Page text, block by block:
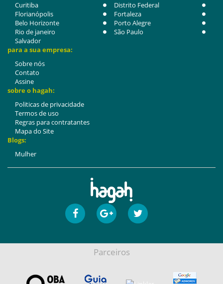
Curitiba
Distrito Federal
Florianópolis
Fortaleza
Belo Horizonte
Porto Alegre
Rio de janeiro
São Paulo
Salvador
para a sua empresa:
Sobre nós
Contato
Assine
sobre o hagah:
Politicas de privacidade
Termos de uso
Regras para contratantes
Mapa do Site
Blogs:
Mulher
Parceiros